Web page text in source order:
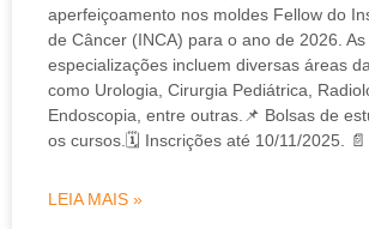
aperfeiçoamento nos moldes Fellow do
de Câncer (INCA) para o ano de 2026. As
especializações incluem diversas áreas
como Urologia, Cirurgia Pediátrica,
Endoscopia, entre outras.📌 Bolsas de
os cursos.🗓️ Inscrições até 10/11/2025. 📄
LEIA MAIS »